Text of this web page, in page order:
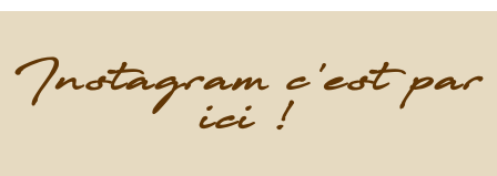
Instagram c'est par
ici !